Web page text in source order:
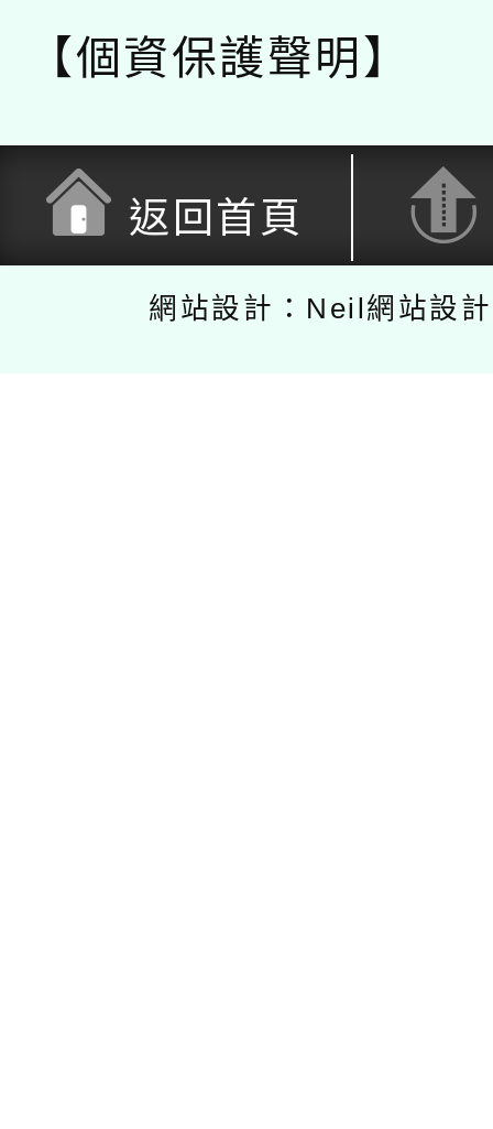
【個資保護聲明】
返回首頁
網站設計：Neil網站設